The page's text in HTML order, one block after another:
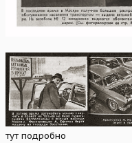
тут подробно